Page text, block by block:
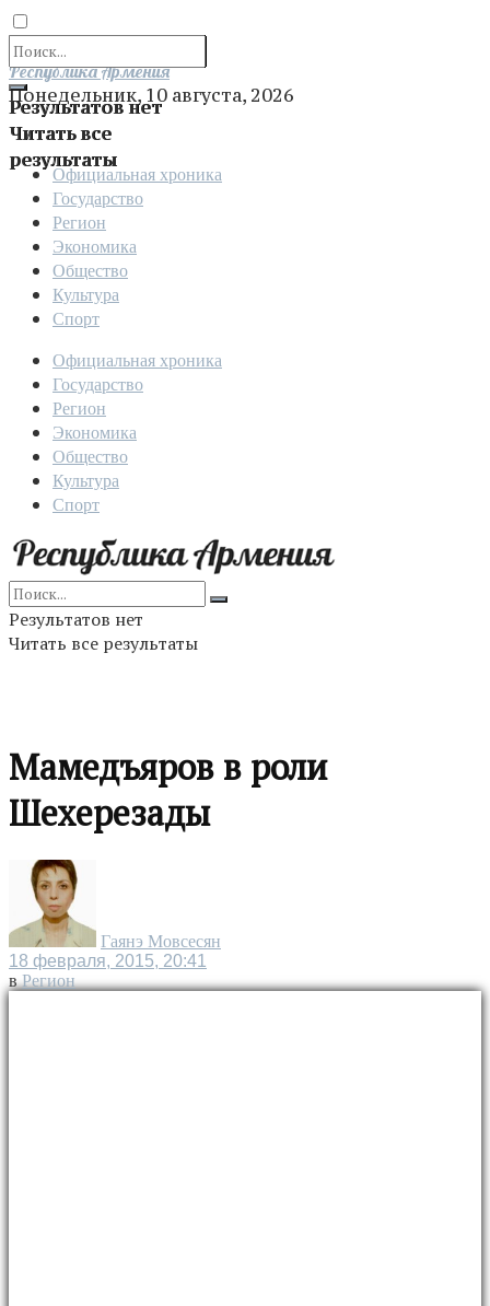
Результатов нет
Читать все
результаты
Отправить
Республика Армения
Понедельник, 10 августа, 2026
Официальная хроника
Государство
Регион
Экономика
Общество
Культура
Спорт
Официальная хроника
Государство
Регион
Экономика
Общество
Культура
Спорт
Результатов нет
Читать все результаты
Мамедъяров в роли
Шехерезады
Гаянэ Мовсесян
18 февраля, 2015, 20:41
в Регион